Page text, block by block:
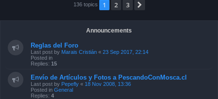
136 topics 1 2 3
Announcements
Reglas del Foro
Last post by Marais Cristián « 23 Sep 2017, 22:14
Posted in
Replies: 15
Envío de Artículos y Fotos a PescandoConMosca.cl
Last post by Pepefly « 18 Nov 2008, 13:36
Posted in General
Replies: 4